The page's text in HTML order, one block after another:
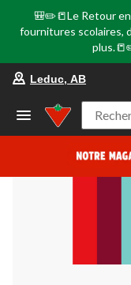
🎒✏️📒Le Retour en
fournitures scolaires,
Leduc, AB